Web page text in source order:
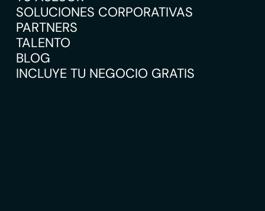
SOLUCIONES CORPORATIVAS
PARTNERS
TALENTO
BLOG
INCLUYE TU NEGOCIO GRATIS